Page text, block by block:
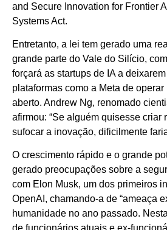
and Secure Innovation for Frontier
Systems Act.
Entretanto, a lei tem gerado uma
grande parte do Vale do Silício,
forçará as startups de IA a
plataformas como a Meta de
aberto. Andrew Ng, renomado
afirmou: “Se alguém quisesse criar
sufocar a inovação, dificilmente
O crescimento rápido e o grande
gerado preocupações sobre a
com Elon Musk, um dos primeiros
OpenAI, chamando-a de “ameaça
humanidade no ano passado.